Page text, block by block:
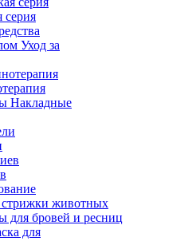
Уход за
Накладные
животных
для бровей и ресниц